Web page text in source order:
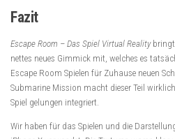
Fazit
Escape Room – Das Spiel Virtual Reality
nettes neues Gimmick mit, welches es
Escape Room Spielen für Zuhause neuen
Submarine Mission macht dieser Teil
Spiel gelungen integriert.
Wir haben für das Spielen und die